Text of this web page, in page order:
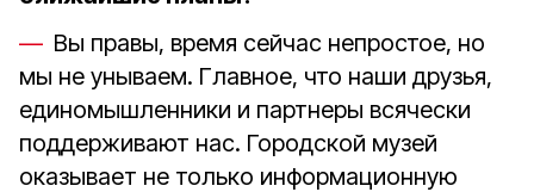
Вы правы, время сейчас непростое, но
мы не унываем. Главное, что наши друзья,
единомышленники и партнеры всячески
поддерживают нас. Городской музей
оказывает не только информационную